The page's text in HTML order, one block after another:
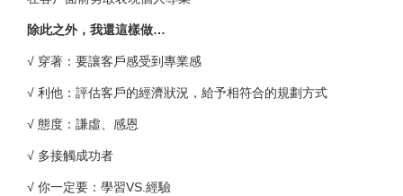
除此之外，我還這樣做…
√ 穿著：要讓客戶感受到專業感
√ 利他：評估客戶的經濟狀況，給予相符合的規劃方式
√ 態度：謙虛、感恩
√ 多接觸成功者
√ 你一定要：學習VS.經驗